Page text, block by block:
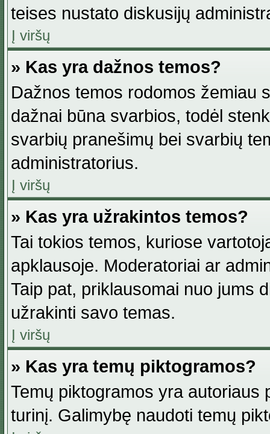
teises nustato diskusijų
Į viršų
» Kas yra dažnos temos?
Dažnos temos rodomos žemiau
dažnai būna svarbios, todėl
svarbių pranešimų bei svarbių
administratorius.
Į viršų
» Kas yra užrakintos temos?
Tai tokios temos, kuriose
apklausoje. Moderatoriai ar
Taip pat, priklausomai nuo jums
užrakinti savo temas.
Į viršų
» Kas yra temų piktogramos?
Temų piktogramos yra autoriaus
turinį. Galimybę naudoti temų